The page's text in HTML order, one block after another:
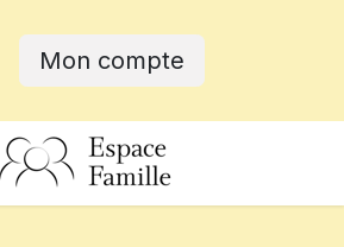
Mon compte